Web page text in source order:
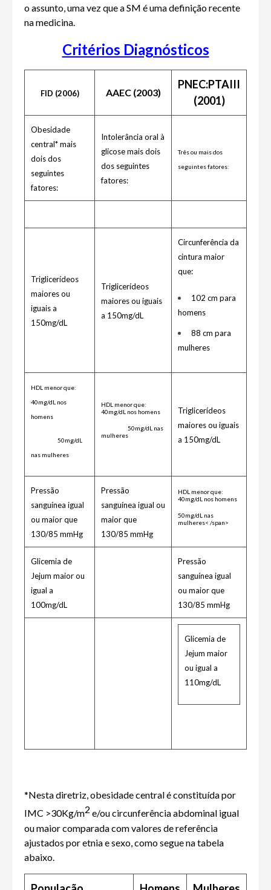
o assunto, uma vez que a SM é uma definição recente
na medicina.
Critérios Diagnósticos
FID (2006) AAEC (2003)
PNEC:PTAIII
(2001)
Obesidade
central* mais
dois dos
seguintes
fatores:
Intolerância oral à
glicose mais dois
dos seguintes
fatores:
Três ou mais dos
seguintes fatores:
Triglicerídeos
maiores ou
iguais a
150mg/dL
Triglicerídeos
maiores ou iguais
a 150mg/dL
Circunferência da
cintura maior
que:
102 cm para
homens
88 cm para
mulheres
HDL menor que:
40mg/dL nos
homens
50mg/dL
nas mulheres
HDL menor que:
40mg/dL nos homens
50mg/dL nas
mulheres
Triglicerídeos
maiores ou iguais
a 150mg/dL
Pressão
sanguínea igual
ou maior que
130/85 mmHg
Pressão
sanguínea igual ou
maior que
130/85 mmHg
HDL menor que:
40mg/dL nos homens
50mg/dL nas
mulheres< /span>
Glicemia de
Jejum maior ou
igual a
100mg/dL
Pressão
sanguínea igual
ou maior que
130/85 mmHg
Glicemia de
Jejum maior
ou igual a
110mg/dL
*Nesta diretriz, obesidade central é constituída por
IMC >30Kg/m2 e/ou circunferência abdominal igual
ou maior comparada com valores de referência
ajustados por etnia e sexo, como segue na tabela
abaixo.